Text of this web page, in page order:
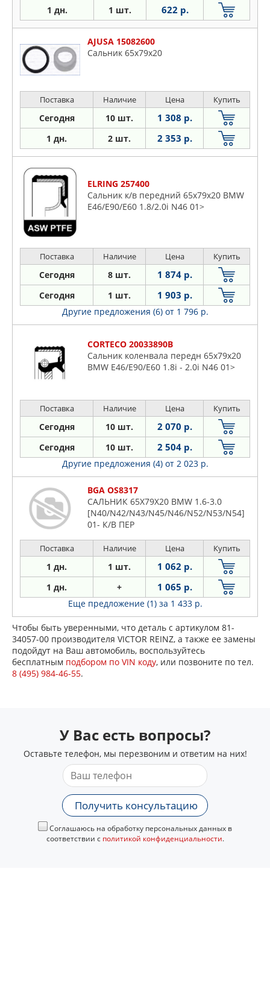
1 дн. 1 шт. 622 р.
AJUSA 15082600
Сальник 65x79x20
Поставка Наличие Цена Купить
Сегодня 10 шт. 1 308 р.
1 дн. 2 шт. 2 353 р.
ELRING 257400
Сальник к/в передний 65x79x20 BMW
E46/E90/E60 1.8/2.0i N46 01>
Поставка Наличие Цена Купить
Сегодня 8 шт. 1 874 р.
Сегодня 1 шт. 1 903 р.
Другие предложения (6) от 1 796 р.
CORTECO 20033890B
Сальник коленвала передн 65x79x20
BMW E46/E90/E60 1.8i - 2.0i N46 01>
Поставка Наличие Цена Купить
Сегодня 10 шт. 2 070 р.
Сегодня 10 шт. 2 504 р.
Другие предложения (4) от 2 023 р.
BGA OS8317
САЛЬНИК 65X79X20 BMW 1.6-3.0
[N40/N42/N43/N45/N46/N52/N53/N54]
01- К/В ПЕР
Поставка Наличие Цена Купить
1 дн. 1 шт. 1 062 р.
1 дн. + 1 065 р.
Еще предложение (1) за 1 433 р.
Чтобы быть уверенными, что деталь с артикулом 81-
34057-00 производителя VICTOR REINZ, а также ее замены
подойдут на Ваш автомобиль, воспользуйтесь
бесплатным подбором по VIN коду, или позвоните по тел.
8 (495) 984-46-55.
У Вас есть вопросы?
Оставьте телефон, мы перезвоним и ответим на них!
Получить консультацию
Соглашаюсь на обработку персональных данных в
соответствии с политикой конфиденциальности.